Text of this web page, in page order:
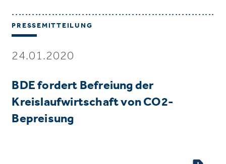
PRESSEMITTEILUNG
24.01.2020
BDE fordert Befreiung der
Kreislaufwirtschaft von CO2-
Bepreisung